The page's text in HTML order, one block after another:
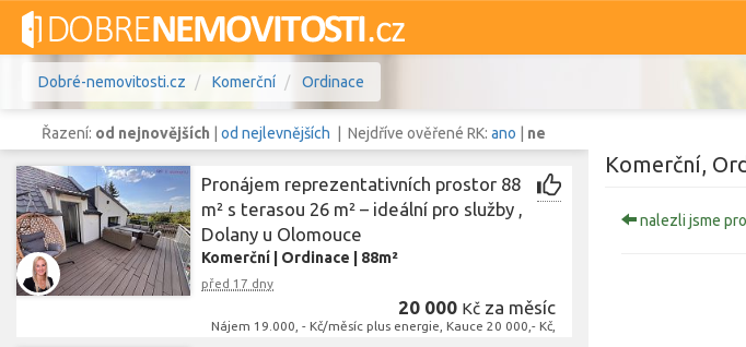
Dobré-nemovitosti.cz Komerční Ordinace
Vše Byty Domy
Lokalita Lokalita
Řazení: od nejnovějších |od nejlevnějších | Nejdříve ověřené RK:ano ne
Pronájem reprezentativních prostor 88
m² s terasou 26 m² – ideální pro služby ,
Dolany u Olomouce
Komerční Ordinace 88m²
před 17 dny
20 000 Kč za měsíc
Nájem 19.000, - Kč/měsíc plus energie, Kauce 20 000,- Kč,
Komerční,
nalezli jsme